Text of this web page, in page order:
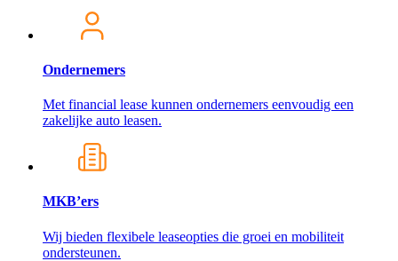
Ondernemers
Met financial lease kunnen ondernemers eenvoudig een
zakelijke auto leasen.
MKB’ers
Wij bieden flexibele leaseopties die groei en mobiliteit
ondersteunen.